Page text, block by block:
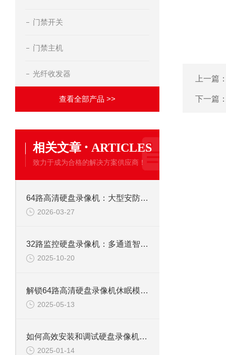
门禁开关
门禁主机
光纤收发器
查看全部产品 >>
相关文章 · ARTICLES
致力于成为合格的解决方案供应商！
64路高清硬盘录像机：大型安防监控系统的核心存储解决方案
2026-03-27
32路监控硬盘录像机：多通道智能监控，构筑全域安全防线
2025-10-20
解锁64路高清硬盘录像机休眠模式的多重优势
2025-05-13
如何高效安装和调试硬盘录像机：专业教程
2025-01-14
上一篇
下一篇